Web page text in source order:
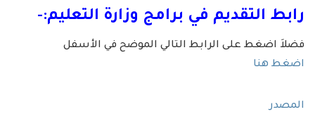
رابط التقديم في برامج وزارة التعليم:-
فضلاَ اضغط على الرابط التالي الموضح في الأسفل
اضغط هنا
المصدر